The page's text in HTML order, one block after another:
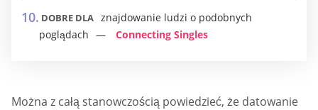
DOBRE DLA znajdowanie ludzi o podobnych
poglądach
Connecting Singles
Można z całą stanowczością powiedzieć, że datowanie